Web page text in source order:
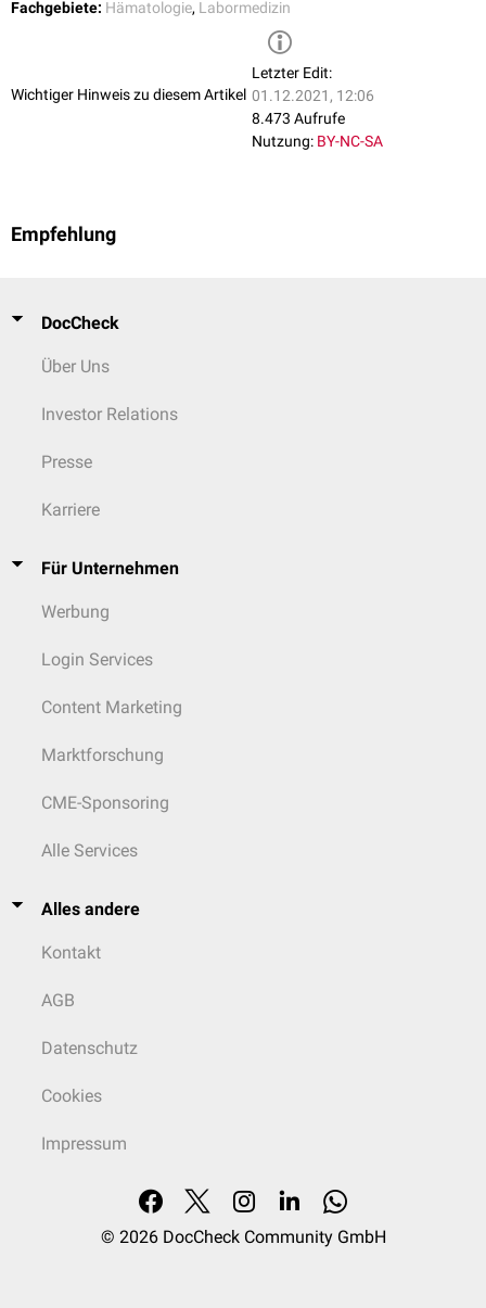
Fachgebiete: Hämatologie, Labormedizin
Wichtiger Hinweis zu diesem Artikel
Letzter Edit:
01.12.2021, 12:06
8.473 Aufrufe
Nutzung: BY-NC-SA
Empfehlung
DocCheck
Über Uns
Investor Relations
Presse
Karriere
Für Unternehmen
Werbung
Login Services
Content Marketing
Marktforschung
CME-Sponsoring
Alle Services
Alles andere
Kontakt
AGB
Datenschutz
Cookies
Impressum
© 2026 DocCheck Community GmbH